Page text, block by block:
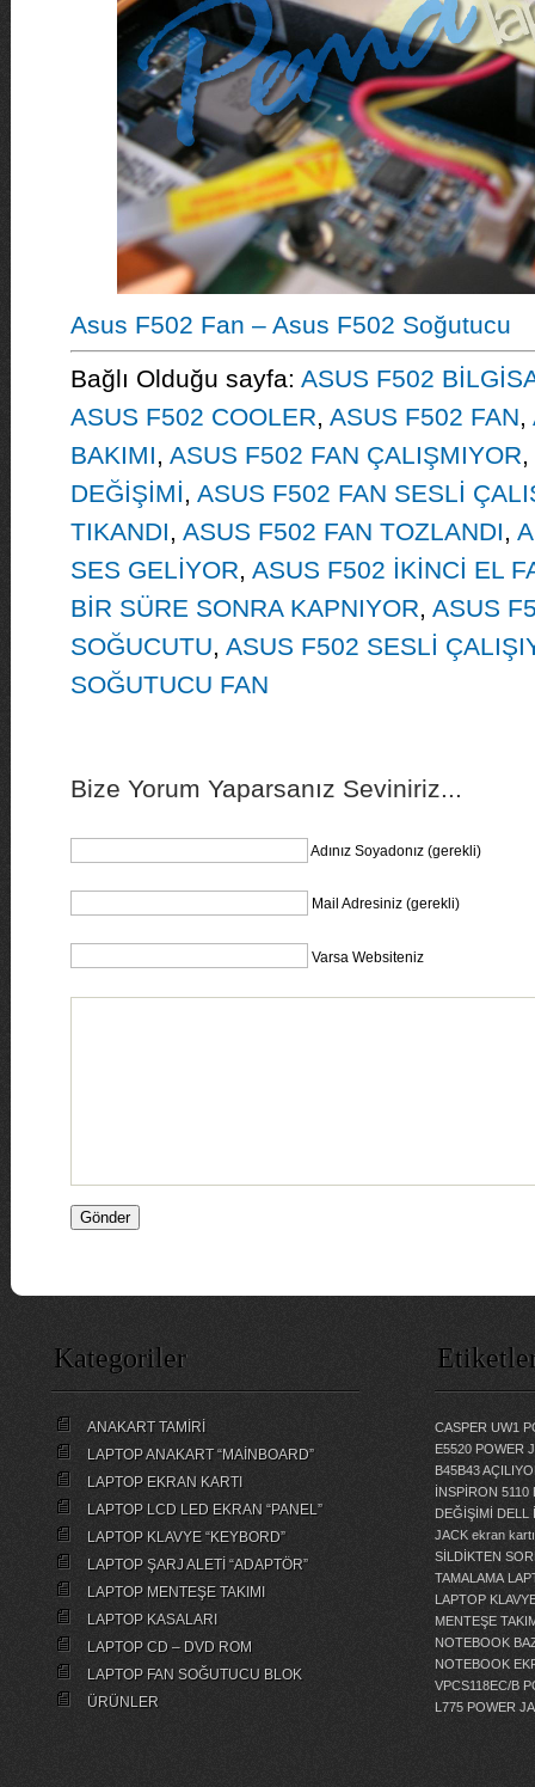
Asus F502 Fan – Asus F502 Soğutucu
Bağlı Olduğu sayfa: ASUS F502
ASUS F502 COOLER, ASUS F502 FAN,
BAKIMI, ASUS F502 FAN ÇALIŞMIYOR,
DEĞİŞİMİ, ASUS F502 FAN SESLİ
TIKANDI, ASUS F502 FAN TOZLANDI,
SES GELİYOR, ASUS F502 İKİNCİ EL
BİR SÜRE SONRA KAPNIYOR, ASUS
SOĞUCUTU, ASUS F502 SESLİ
SOĞUTUCU FAN
Bize Yorum Yaparsanız Seviniriz...
Adınız Soyadonız (gerekli)
Mail Adresiniz (gerekli)
Varsa Websiteniz
Kategoriler
ANAKART TAMİRİ
LAPTOP ANAKART “MAİNBOARD”
LAPTOP EKRAN KARTI
LAPTOP LCD LED EKRAN “PANEL”
LAPTOP KLAVYE “KEYBORD”
LAPTOP ŞARJ ALETİ “ADAPTÖR”
LAPTOP MENTEŞE TAKIMI
LAPTOP KASALARI
LAPTOP CD – DVD ROM
LAPTOP FAN SOĞUTUCU BLOK
ÜRÜNLER
CASPER UW1
E5520 POWER
B45B43
İNSPİRON
DEĞİŞİMİ
DELL
JACK ekran
SİLDİKTEN
TAMALAMA
LAPTOP
MENTEŞE
NOTEBOOK
NOTEBOOK
VPCS118EC/B
L775 POWER